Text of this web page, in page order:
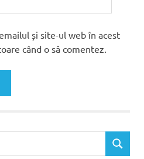
și site-ul web în acest
când o să comentez.